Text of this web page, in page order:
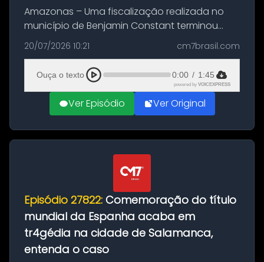
Amazonas – Uma fiscalização realizada no
município de Benjamin Constant terminou
com a apreensão de aproximadamente 115
quilos de entorpecentes em uma
embarcação atracada no porto da cidade. O
materia...
20/07/2026 10:21 cm7brasil.com
Ouça o texto 0:00 / 1:45
powered by VOICEXPRESS
Ver Episódio Ver Original
Episódio 27822: Comemoração do título
mundial da Espanha acaba em
tr4gédia na cidade de Salamanca,
entenda o caso